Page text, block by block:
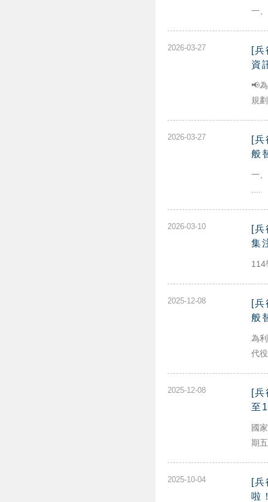
一
2026-03-27
[
資
📢
規
2026-03-27
[
般
一
2026-03-10
[
集
114
2025-12-08
[
般
為
代
2025-12-08
[兵
至
國
期
2025-10-04
[
啦